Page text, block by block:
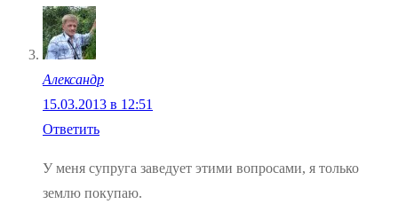
Александр
15.03.2013 в 12:51
Ответить
У меня супруга заведует этими вопросами, я только
землю покупаю.